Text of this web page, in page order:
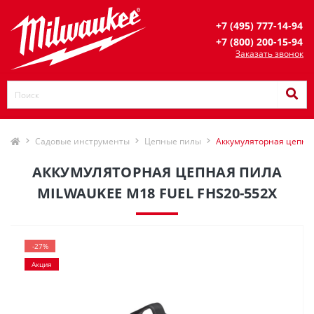
+7 (495) 777-14-94
+7 (800) 200-15-94
Заказать звонок
Садовые инструменты Цепные пилы Аккумуляторная
АККУМУЛЯТОРНАЯ ЦЕПНАЯ ПИЛА
MILWAUKEE M18 FUEL FHS20-552Х
-27%
Акция